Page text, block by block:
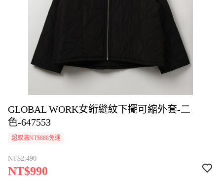
GLOBAL WORK女絎縫紋下擺可縮外套-二
色-647553
超取滿NT$888免運
NT$2,490
NT$990